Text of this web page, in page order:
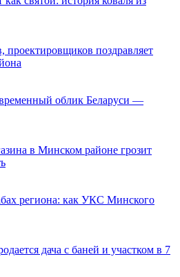
проектировщиков поздравляет
облик Беларуси —
в Минском районе грозит
региона: как УКС Минского
дача с баней и участком в 7